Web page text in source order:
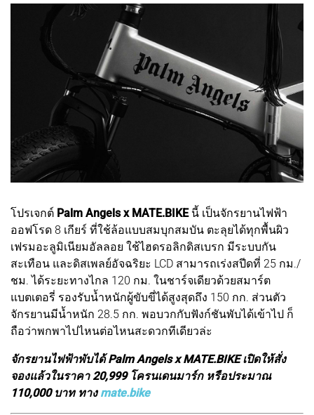
โปรเจกต์ Palm Angels x MATE.BIKE นี้ เป็นจักรยานไฟฟ้า
ออฟโรด 8 เกียร์ ที่ใช้ล้อแบบสมบุกสมบัน ตะลุยได้ทุกพื้นผิว
เฟรมอะลูมิเนียมอัลลอย ใช้ไฮดรอลิกดิสเบรก มีระบบกัน
สะเทือน และดิสเพลย์อัจฉริยะ LCD สามารถเร่งสปีดที่ 25 กม./
ชม. ได้ระยะทางไกล 120 กม. ในชาร์จเดียวด้วยสมาร์ต
แบตเตอรี่ รองรับน้ำหนักผู้ขับขี่ได้สูงสุดถึง 150 กก. ส่วนตัว
จักรยานมีน้ำหนัก 28.5 กก. พอบวกกับฟังก์ชันพับได้เข้าไป ก็
ถือว่าพกพาไปไหนต่อไหนสะดวกทีเดียวล่ะ
จักรยานไฟฟ้าพับได้ Palm Angels x MATE.BIKE เปิดให้สั่ง
จองแล้วในราคา 20,999 โครนเดนมาร์ก หรือประมาณ
110,000 บาท ทาง mate.bike